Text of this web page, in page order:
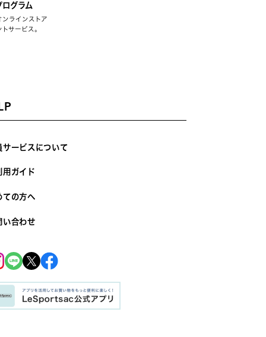
ログラム
ラインストア
サービス。
サービスについて
用ガイド
ての方へ
い合わせ